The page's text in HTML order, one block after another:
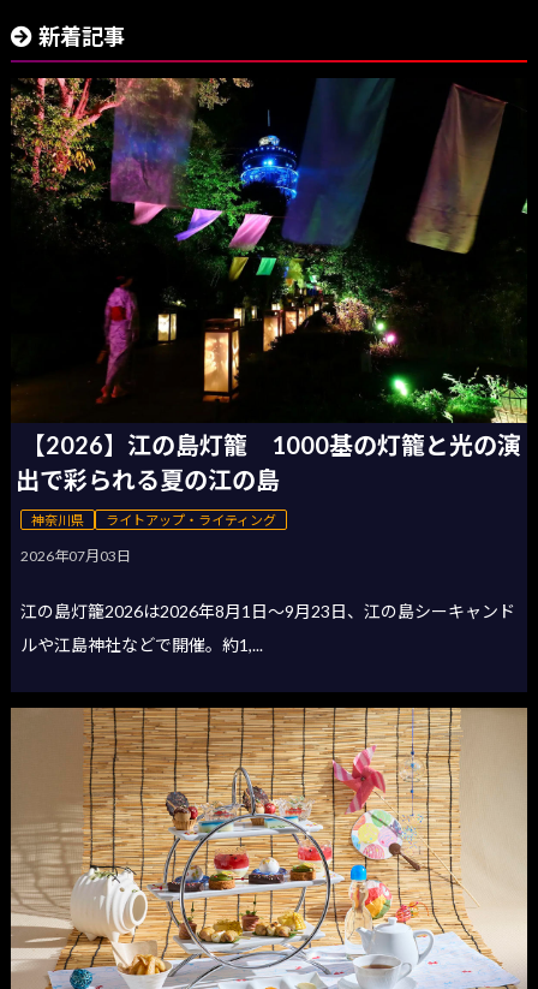
新着記事
【2026】江の島灯籠 1000基の灯籠と光の演
出で彩られる夏の江の島
神奈川県 ライトアップ・ライティング
2026年07月03日
江の島灯籠2026は2026年8月1日〜9月23日、江の島シーキャンド
ルや江島神社などで開催。約1,...